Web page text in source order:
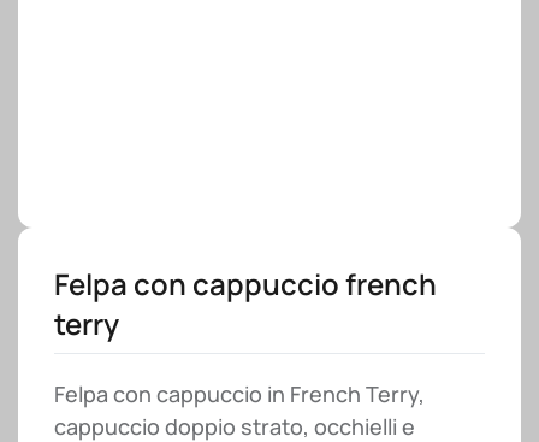
Felpa con cappuccio french
terry
Felpa con cappuccio in French Terry,
cappuccio doppio strato, occhielli e